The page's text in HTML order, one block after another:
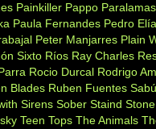
Painkiller Pappo
Paula Fernandes Pedro
Peter Manjarres Plain
Sixto Ríos Ray Charles
Rocio Durcal Rodrigo
Blades Ruben Fuentes Sabú
Sirens Sober Staind
Teen Tops The Animals